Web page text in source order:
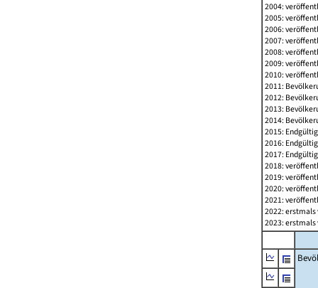
2004:
2005:
2006:
2007:
2008:
2009:
2010:
2011:
2012:
2013:
2014:
2015:
2016:
2017:
2018:
2019:
2020:
2021:
2022:
2023: